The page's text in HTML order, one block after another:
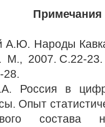
Примечания
А.Ю. Народы
М., 2007. С.22-23.
28.
Россия в
Опыт
состава